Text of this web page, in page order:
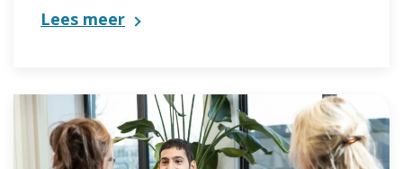
Lees meer